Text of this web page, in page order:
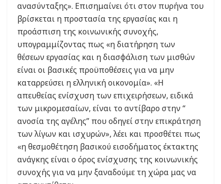
ανασύνταξης». Επισημαίνει ότι στον πυρήνα του
βρίσκεται η προστασία της εργασίας και η
προάσπιση της κοινωνικής συνοχής,
υπογραμμίζοντας πως «η διατήρηση των
θέσεων εργασίας και η διασφάλιση των μισθών
είναι οι βασικές προϋποθέσεις για να μην
καταρρεύσει η ελληνική οικονομία». «Η
απευθείας ενίσχυση των επιχειρήσεων, ειδικά
των μικρομεσαίων, είναι το αντίβαρο στην “
ανοσία της αγέλης” που οδηγεί στην επικράτηση
των λίγων και ισχυρών», λέει και προσθέτει πως
«η θεσμοθέτηση βασικού εισοδήματος έκτακτης
ανάγκης είναι ο όρος ενίσχυσης της κοινωνικής
συνοχής για να μην ξαναδούμε τη χώρα μας να